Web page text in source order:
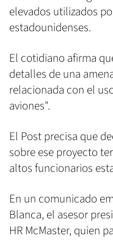
elevados utilizados
estadounidenses.
El cotidiano afirma
detalles de una
relacionada con el
aviones".
El Post precisa que
sobre ese proyecto
altos funcionarios
En un comunicado
Blanca, el asesor
HR McMaster, quien